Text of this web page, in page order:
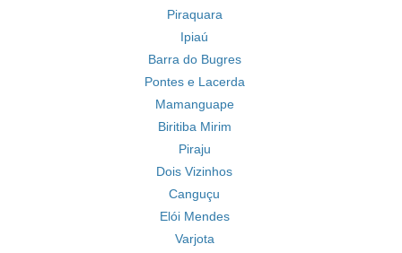
Piraquara
Ipiaú
Barra do Bugres
Pontes e Lacerda
Mamanguape
Biritiba Mirim
Piraju
Dois Vizinhos
Canguçu
Elói Mendes
Varjota